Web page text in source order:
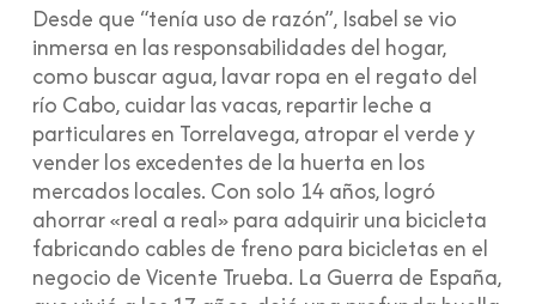
Desde que “tenía uso de razón”, Isabel se vio
inmersa en las responsabilidades del hogar,
como buscar agua, lavar ropa en el regato del
río Cabo, cuidar las vacas, repartir leche a
particulares en Torrelavega, atropar el verde y
vender los excedentes de la huerta en los
mercados locales. Con solo 14 años, logró
ahorrar «real a real» para adquirir una bicicleta
fabricando cables de freno para bicicletas en el
negocio de Vicente Trueba. La Guerra de España,